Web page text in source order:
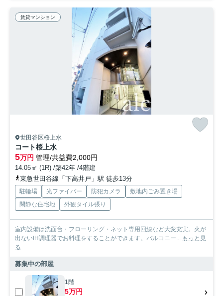
賃貸マンション
世田谷区桜上水
コート桜上水
5万円 管理/共益費2,000円
14.05㎡ (1R) /築42年 /4階建
東急世田谷線「下高井戸」駅 徒歩13分
駐輪場 光ファイバー 防犯カメラ
敷地内ごみ置き場
閑静な住宅地
外観タイル張り
室内設備は洗面台・フローリング・ネット専用回線など大変充実。火が
出ないIH調理器でお料理をすることができます。バルコニー... もっと見
る
募集中の部屋
1階
5万円